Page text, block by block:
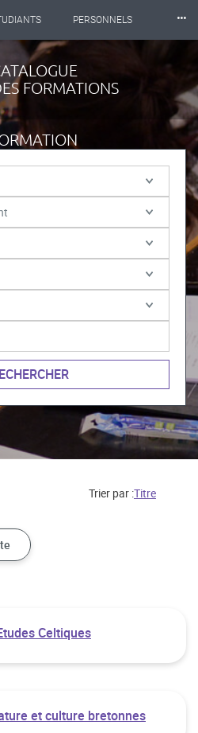
PERSONNELS ⸱⸱⸱
FORMATIONS
Trier par :
Celtiques
et culture bretonnes